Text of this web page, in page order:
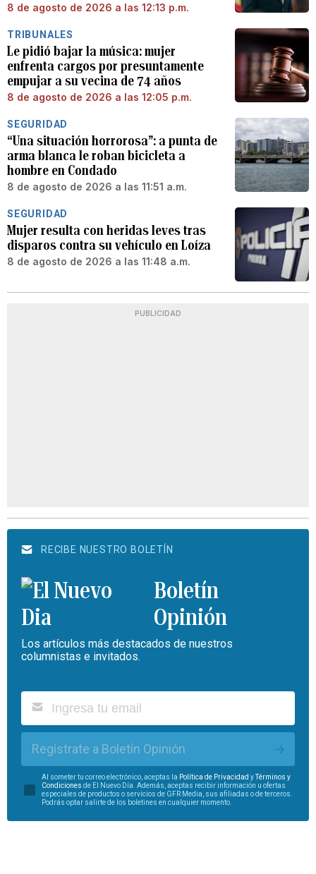
8 de agosto de 2026 a las 12:13 p.m.
TRIBUNALES
Le pidió bajar la música: mujer
enfrenta cargos por presuntamente
empujar a su vecina de 74 años
8 de agosto de 2026 a las 12:05 p.m.
SEGURIDAD
“Una situación horrorosa”: a punta de
arma blanca le roban bicicleta a
hombre en Condado
8 de agosto de 2026 a las 11:51 a.m.
SEGURIDAD
Mujer resulta con heridas leves tras
disparos contra su vehículo en Loíza
8 de agosto de 2026 a las 11:48 a.m.
PUBLICIDAD
RECIBE NUESTRO BOLETÍN
Boletín
Opinión
Los artículos más destacados de nuestros
columnistas e invitados.
Regístrate a Boletín Opinión
Al someter tu correo electrónico, aceptas la Política de Privacidad y
Términos y
Condiciones de El Nuevo Día. Además, aceptas recibir información u ofertas
especiales de productos o servicios de GFR Media, sus afiliadas o de terceros.
Podrás optar salirte de los boletines en cualquier momento.